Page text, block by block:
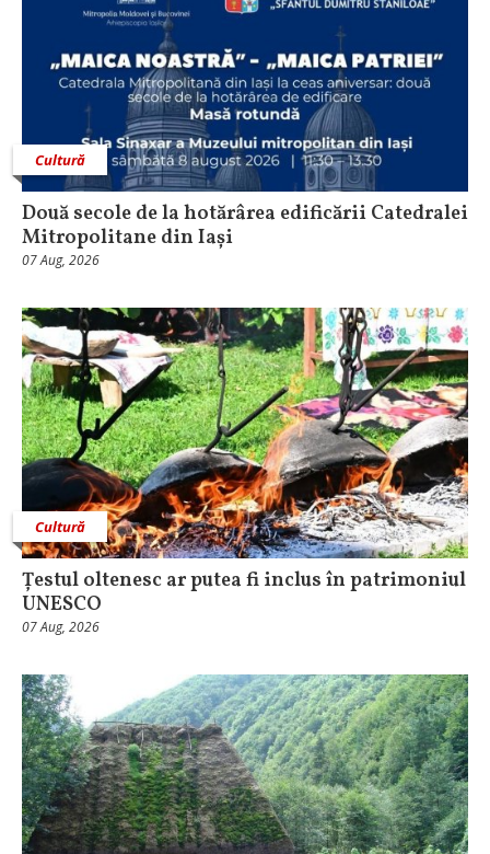
Cultură
Două secole de la hotărârea edificării Catedralei
Mitropolitane din Iași
07 Aug, 2026
Cultură
Țestul oltenesc ar putea fi inclus în patrimoniul
UNESCO
07 Aug, 2026